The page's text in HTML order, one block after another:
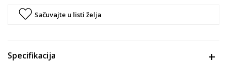
Sačuvajte u listi želja
Specifikacija